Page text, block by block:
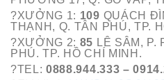
?XƯỞNG 1: 109 QUÁCH
THẠNH, Q. TÂN PHÚ, TP.
?XƯỞNG 2: 85 LÊ SÂM, P.
PHÚ. TP. HỒ CHÍ MINH.
?TEL:0888.944.333 –